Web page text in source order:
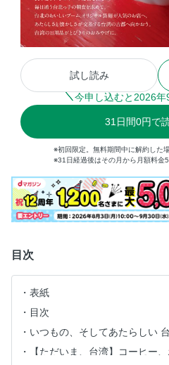
試し読み
今申し込むと 2026年
31 日間0円で
※初回限定。無料期間中に解約した
※31日経過後はその月から月額料金
目次
表紙
目次
いつもの、そしてあたらしい
【ただいま、台湾】コーヒー